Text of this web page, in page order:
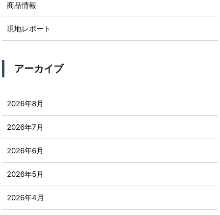
商品情報
現地レポート
アーカイブ
2026年8月
2026年7月
2026年6月
2026年5月
2026年4月